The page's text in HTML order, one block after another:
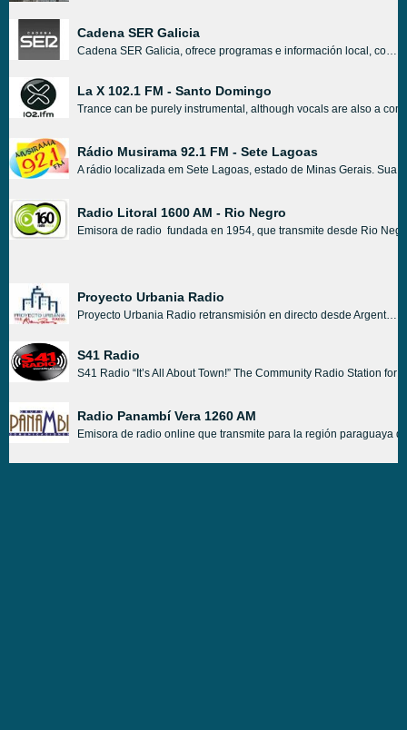
Cadena SER Galicia
Cadena SER Galicia, ofrece programas e información local, con conexiones informativas nacionales a la central Cadena SER.
La X 102.1 FM - Santo Domingo
Trance can be purely instrumental, although vocals are also a
Rádio Musirama 92.1 FM - Sete Lagoas
A rádio localizada em Sete Lagoas, estado de Minas Gerais. Sua
Radio Litoral 1600 AM - Rio Negro
Emisora de radio fundada en 1954, que transmite desde Rio
Proyecto Urbania Radio
Proyecto Urbania Radio retransmisión en directo desde Argentina. Proyecto Urbania Radio difunde diversos tipos de música rock, pop, funk, electrónica, tango, etc. Proyecto Urbania Radio es una de las estaciones de radio online más famosas de Argentina.
S41 Radio
S41 Radio “It’s All About Town!” The Community Radio Station
Radio Panambí Vera 1260 AM
Emisora de radio online que transmite para la región paraguaya